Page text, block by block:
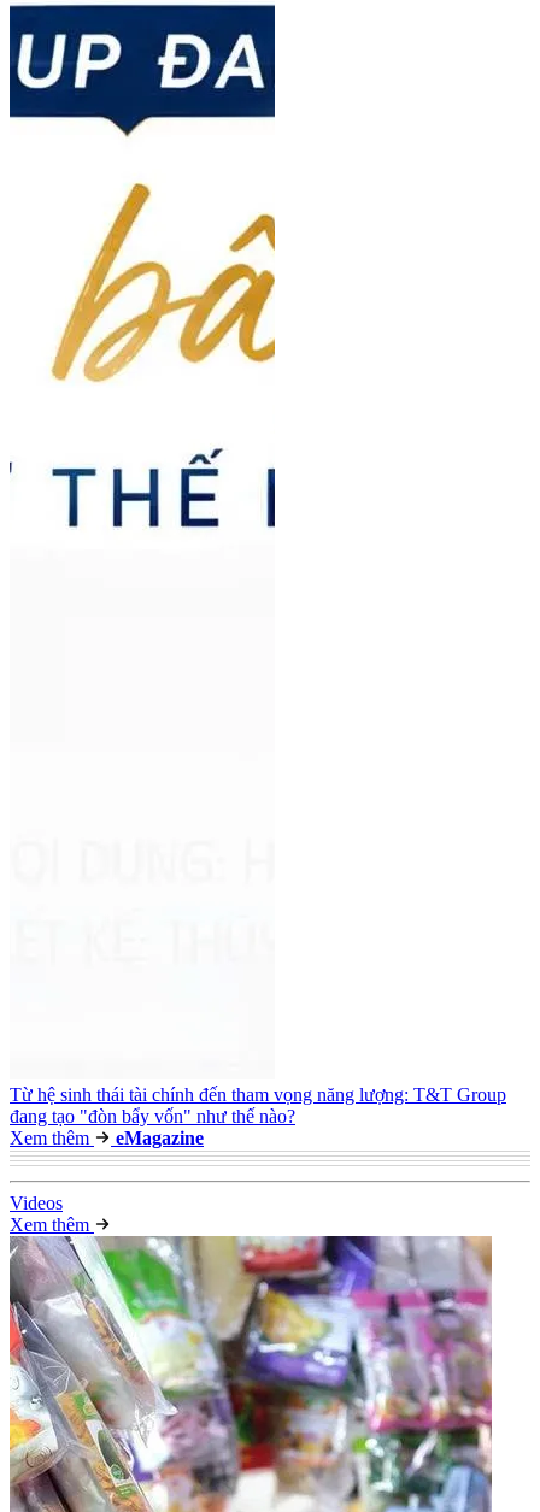
Từ hệ sinh thái tài chính đến tham vọng năng lượng: T&T Group
đang tạo "đòn bẩy vốn" như thế nào?
Xem thêm
eMagazine
Videos
Xem thêm